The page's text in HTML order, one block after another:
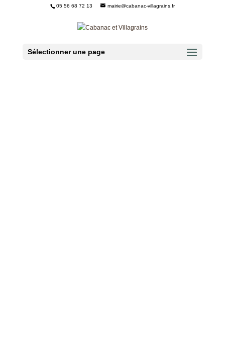
05 56 68 72 13 mairie@cabanac-villagrains.fr
Sélectionner une page